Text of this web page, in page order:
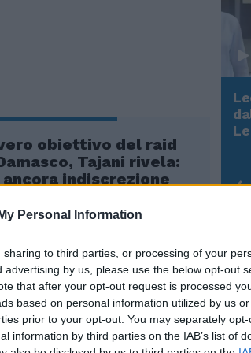
Personal Information
to third parties, or processing of your
by us, please use the below opt-out
that after your opt-out request is processed
based on personal information utilized by us
prior to your opt-out. You may separately
information by third parties on the IAB’s list of
obiettivo del raid
Tajani rivela:
ancora indiscrezione
Giuliani a Come States?
Meloni e la strategia